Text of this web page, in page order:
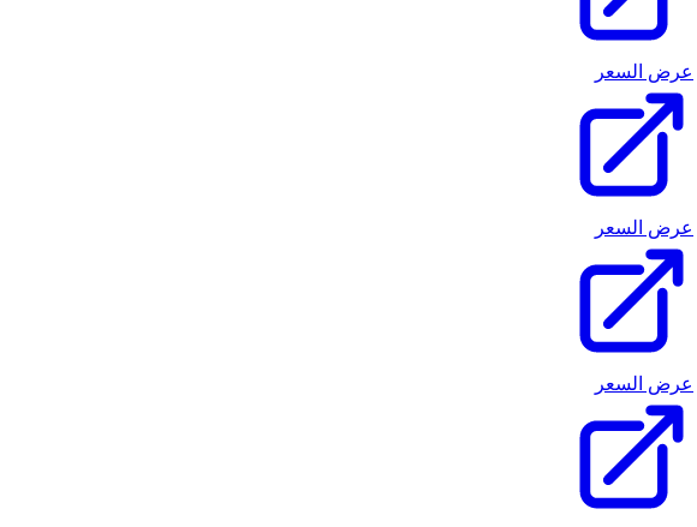
عرض السعر
عرض السعر
عرض السعر